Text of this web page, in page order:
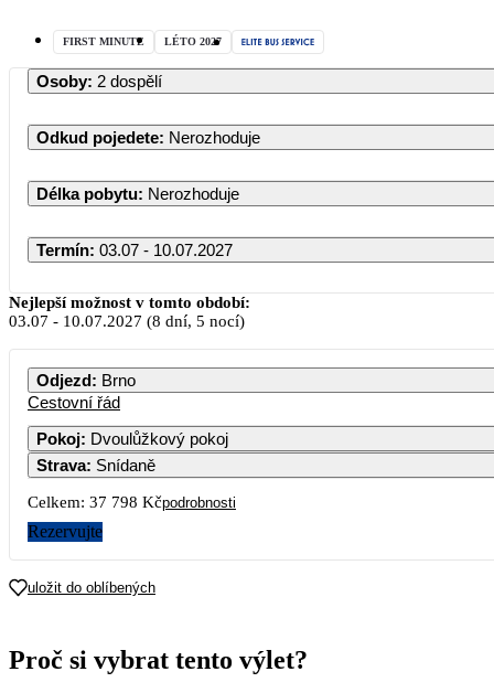
FIRST MINUTE LÉTO 2027
Osoby: 2 dospělí
Odkud pojedete: Nerozhoduje
Délka pobytu: Nerozhoduje
Termín: 03.07 - 10.07.2027
Nejlepší možnost v tomto období:
03.07 - 10.07.2027 (8 dní, 5 nocí)
Odjezd: Brno
Cestovní řád
Pokoj: Dvoulůžkový pokoj
Strava: Snídaně
Celkem: 37 798 Kčpodrobnosti
Rezervujte
uložit do oblíbených
Proč si vybrat tento výlet?